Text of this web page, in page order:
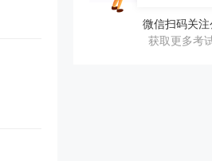
微信扫码关
获取更多考